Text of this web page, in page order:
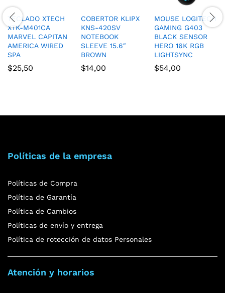
TECLADO XTECH
XTK-M401CA
MARVEL CAPITAN
AMERICA WIRED
SPA
$25,50
COBERTOR KLIPX
KNS-420SV
NOTEBOOK
SLEEVE 15.6″
BROWN
$14,00
MOUSE LOGITECH
GAMING G403
BLACK SENSOR
HERO 16K RGB
LIGHTSYNC
$54,00
Políticas de la empresa
Políticas de Compra
Política de Garantía
Política de Cambios
Políticas de envío y entrega
Política de rotección de datos Personales
Atención y horarios